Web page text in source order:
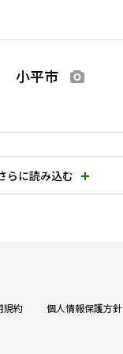
小平市
らに読み込む
規約 個人情報保護方針